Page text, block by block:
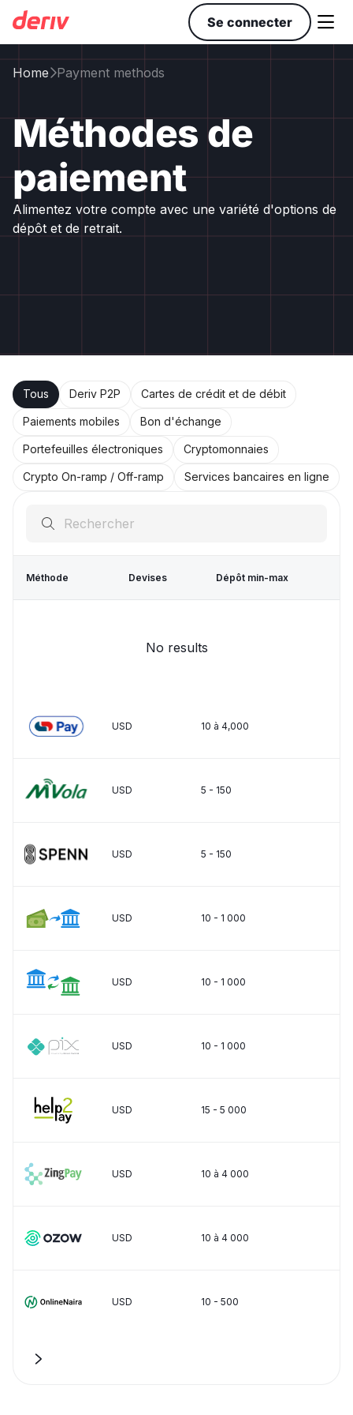
Se connecter 
HomePayment methods
Méthodes de
paiement
Alimentez votre compte avec une variété d'options de
dépôt et de retrait.
Tous Deriv P2P Cartes de crédit et de débit
Paiements mobiles Bon d'échange
Portefeuilles électroniques Cryptomonnaies
Crypto On-ramp / Off-ramp Services bancaires en ligne
Méthode Devises Dépôt min-max
No results
USD 10 à 4,000
USD 5 - 150
USD 5 - 150
USD 10 - 1 000
USD 10 - 1 000
USD 10 - 1 000
USD 15 - 5 000
USD 10 à 4 000
USD 10 à 4 000
USD 10 - 500